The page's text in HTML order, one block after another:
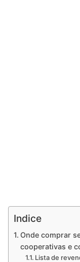
Indice
Onde comprar
cooperativas e
Lista de